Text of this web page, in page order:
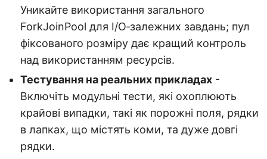
Уникайте використання загального
ForkJoinPool для I/O‑залежних завдань; пул
фіксованого розміру дає кращий контроль
над використанням ресурсів.
Тестування на реальних прикладах -
Включіть модульні тести, які охоплюють
крайові випадки, такі як порожні поля, рядки
в лапках, що містять коми, та дуже довгі
рядки.